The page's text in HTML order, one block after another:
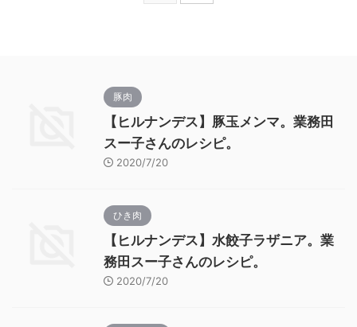
豚肉
【ヒルナンデス】豚玉メンマ。業務田
スー子さんのレシピ。
2020/7/20
ひき肉
【ヒルナンデス】水餃子ラザニア。業
務田スー子さんのレシピ。
2020/7/20